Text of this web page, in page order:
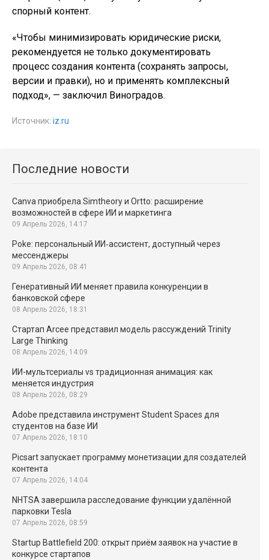
спорный контент.
«Чтобы минимизировать юридические риски,
рекомендуется не только документировать
процесс создания контента (сохранять запросы,
версии и правки), но и применять комплексный
подход», — заключил Виноградов.
Источник: iz.ru
Последние новости
Canva приобрела Simtheory и Ortto: расширение
возможностей в сфере ИИ и маркетинга
09 Апрель 2026, 14:17
Poke: персональный ИИ‑ассистент, доступный через
мессенджеры
09 Апрель 2026, 08:41
Генеративный ИИ меняет правила конкуренции в
банковской сфере
08 Апрель 2026, 18:31
Стартап Arcee представил модель рассуждений Trinity
Large Thinking
08 Апрель 2026, 14:09
ИИ-мультсериалы vs традиционная анимация: как
меняется индустрия
08 Апрель 2026, 08:29
Adobe представила инструмент Student Spaces для
студентов на базе ИИ
07 Апрель 2026, 18:10
Picsart запускает программу монетизации для создателей
контента
07 Апрель 2026, 14:04
NHTSA завершила расследование функции удалённой
парковки Tesla
07 Апрель 2026, 08:59
Startup Battlefield 200: открыт приём заявок на участие в
конкурсе стартапов